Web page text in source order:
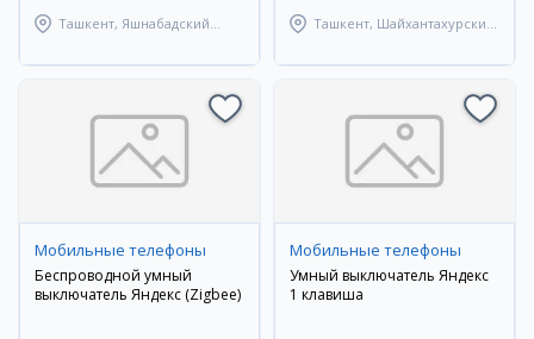
Ташкент, Яшнабадский
Ташкент, Шайхантахурский
Мобильные телефоны
Беспроводной умный
выключатель Яндекс (Zigbee)
Мобильные телефоны
Умный выключатель Яндекс
1 клавиша